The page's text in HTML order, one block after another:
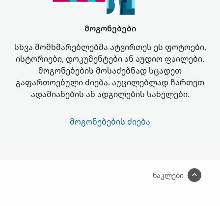
მოგონებები
სხვა მომხმარებლებმა ატვირთეს ეს ფოტოები,
ისტორიები, დოკუმენტები ან აუდიო ფაილები.
მოგონებების მოსაძებნად სცადეთ
გაფართოებული ძიება. აუცილებლად ჩართეთ
ადამიანების ან ადგილების სახელები.
ᲛᲝᲒᲝᲜᲔᲑᲔᲑᲘᲡ ᲫᲘᲔᲑᲐ
ნაკლები